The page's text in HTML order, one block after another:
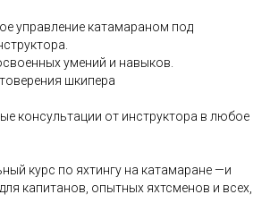
управление катамараном под
умений и навыков.
шкипера
консультации от инструктора в любое
курс по яхтингу на катамаране —и
капитанов, опытных яхтсменов и всех,